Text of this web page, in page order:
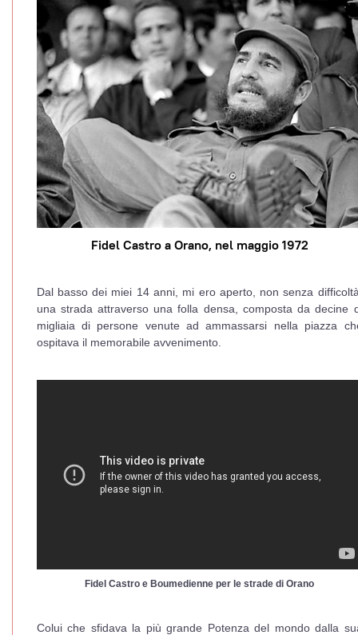
Fidel Castro a Orano, nel maggio 1972
Dal basso dei miei 14 anni, mi ero aperto, non senza
una strada attraverso una folla densa, composta da decine
migliaia di persone venute ad ammassarsi nella piazza
ospitava il memorabile avvenimento.
Fidel Castro e Boumedienne per le strade di Orano
Colui che sfidava la più grande Potenza del mondo dalla